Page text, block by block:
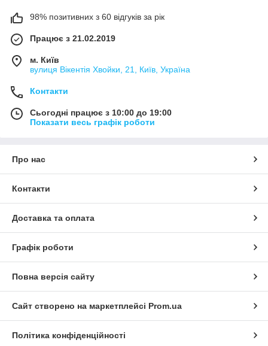
98% позитивних з 60 відгуків за рік
Працює з 21.02.2019
м. Київ
вулиця Вікентія Хвойки, 21, Київ, Україна
Контакти
Сьогодні працює з 10:00 до 19:00
Показати весь графік роботи
Про нас
Контакти
Доставка та оплата
Графік роботи
Повна версія сайту
Сайт створено на маркетплейсі Prom.ua
Політика конфіденційності